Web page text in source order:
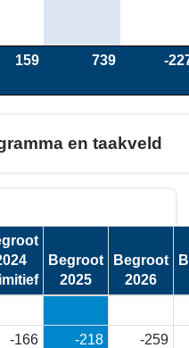
159 739 -
en taakveld
Begroot
2025
Begroot
2026
-166 -218
-259